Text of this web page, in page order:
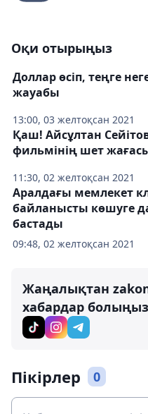
Оқи отырыңыз
13:00, 03 желтоқсан 2021
Доллар өсіп, теңге
жауабы
11:30, 02 желтоқсан 2021
Қаш! Айсұлтан
фильмінің шет
09:48, 02 желтоқсан 2021
Аралдағы мемлекет
байланысты көшуге
бастады
Жаңалықтан
хабардар
Пікірлер 0